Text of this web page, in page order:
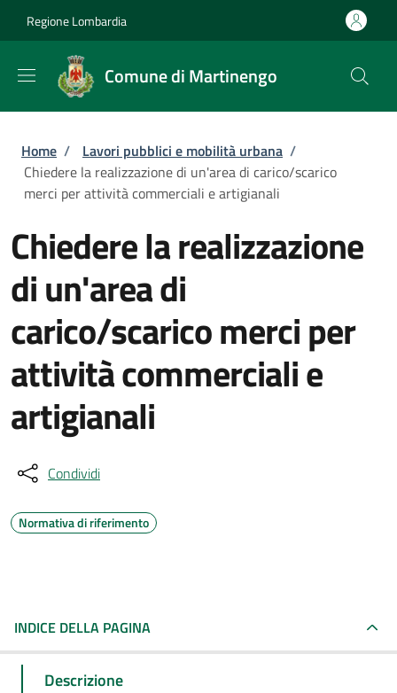
Regione Lombardia
Comune di Martinengo
Briciole di pane
Home / Lavori pubblici e mobilità urbana /
Chiedere la realizzazione di un'area di carico/scarico
merci per attività commerciali e artigianali
Chiedere la realizzazione
di un'area di
carico/scarico merci per
attività commerciali e
artigianali
Condividi
Normativa di riferimento
INDICE DELLA PAGINA
Descrizione